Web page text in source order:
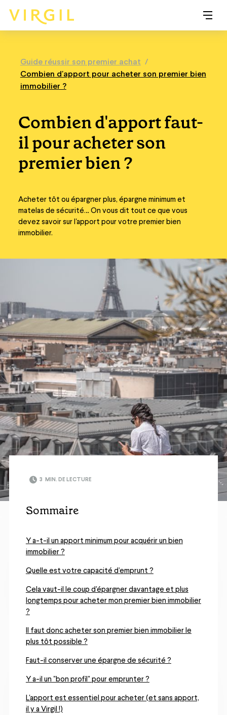
Guide réussir son premier achat /
Combien d'apport pour acheter son premier bien
immobilier ?
Combien d'apport faut-
il pour acheter son
premier bien ?
Acheter tôt ou épargner plus, épargne minimum et
matelas de sécurité… On vous dit tout ce que vous
devez savoir sur l'apport pour votre premier bien
immobilier.
3 MIN. DE LECTURE
Sommaire
Y a-t-il un apport minimum pour acquérir un bien
immobilier ?
Quelle est votre capacité d’emprunt ?
Cela vaut-il le coup d'épargner davantage et plus
longtemps pour acheter mon premier bien immobilier
?
Il faut donc acheter son premier bien immobilier le
plus tôt possible ?
Faut-il conserver une épargne de sécurité ?
Y a-il un "bon profil" pour emprunter ?
L'apport est essentiel pour acheter (et sans apport,
il y a Virgil !)